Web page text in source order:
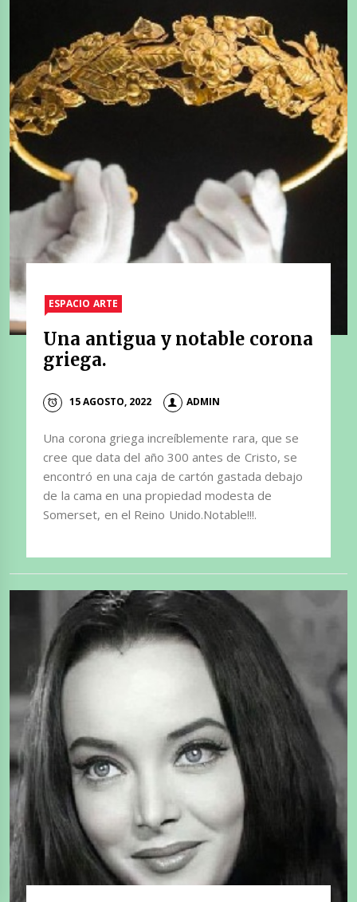
ESPACIO ARTE
Una antigua y notable corona
griega.
15 AGOSTO, 2022 ADMIN
Una corona griega increíblemente rara, que se
cree que data del año 300 antes de Cristo, se
encontró en una caja de cartón gastada debajo
de la cama en una propiedad modesta de
Somerset, en el Reino Unido.Notable!!!.